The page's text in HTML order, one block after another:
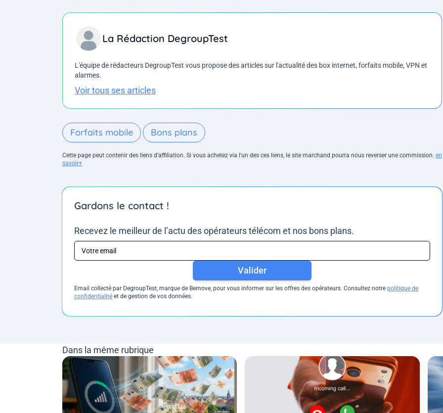
La Rédaction DegroupTest
L'équipe de rédacteurs DegroupTest vous propose des articles sur l'actualité des box internet, forfaits mobile, VPN et
alarmes.
Voir tous ses articles
Forfaits mobile Bons plans
Cette page peut contenir des liens d’affiliation. Si vous achetez via l'un des ces liens, le site marchand pourra nous reverser une commission. en
savoir+
Gardons le contact !
Recevez le meilleur de l’actu des opérateurs télécom et nos bons plans.
Valider
Email collecté par DegroupTest, marque de Bemove, pour vous informer sur les offres des opérateurs. Consultez notre politique de
confidentialité et de gestion de vos données.
Dans la même rubrique